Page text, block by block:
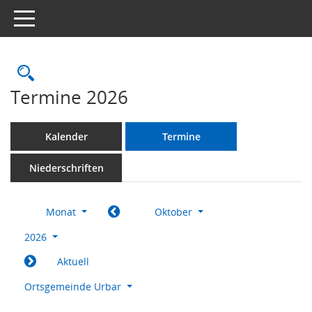
Toggle navigation
Rechercheauswahl
Termine 2026
Kalender Termine
Niederschriften
Monat
Oktober
2026
Aktuell
Ortsgemeinde Urbar